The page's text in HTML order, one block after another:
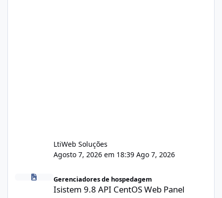
LtiWeb Soluções
Agosto 7, 2026 em 18:39 Ago 7, 2026
Gerenciadores de hospedagem
Isistem 9.8 API CentOS Web Panel